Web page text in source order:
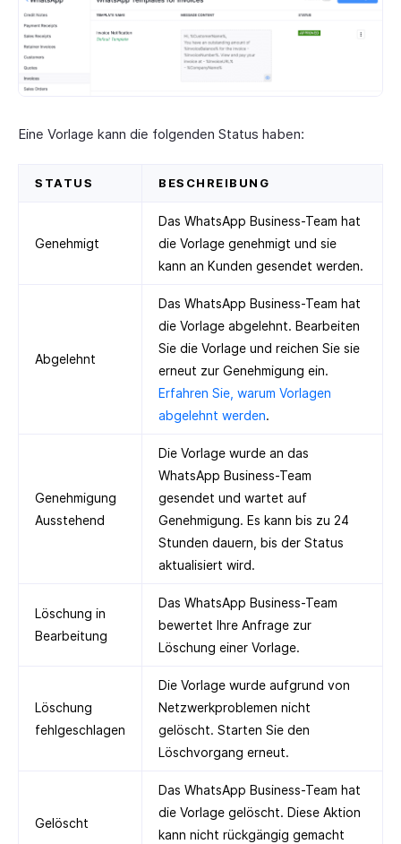
Eine Vorlage kann die folgenden Status haben:
STATUS BESCHREIBUNG
Genehmigt
Das WhatsApp Business-Team hat
die Vorlage genehmigt und sie
kann an Kunden gesendet werden.
Abgelehnt
Das WhatsApp Business-Team hat
die Vorlage abgelehnt. Bearbeiten
Sie die Vorlage und reichen Sie sie
erneut zur Genehmigung ein.
Erfahren Sie, warum Vorlagen
abgelehnt werden.
Genehmigung
Ausstehend
Die Vorlage wurde an das
WhatsApp Business-Team
gesendet und wartet auf
Genehmigung. Es kann bis zu 24
Stunden dauern, bis der Status
aktualisiert wird.
Löschung in
Bearbeitung
Das WhatsApp Business-Team
bewertet Ihre Anfrage zur
Löschung einer Vorlage.
Löschung
fehlgeschlagen
Die Vorlage wurde aufgrund von
Netzwerkproblemen nicht
gelöscht. Starten Sie den
Löschvorgang erneut.
Gelöscht
Das WhatsApp Business-Team hat
die Vorlage gelöscht. Diese Aktion
kann nicht rückgängig gemacht